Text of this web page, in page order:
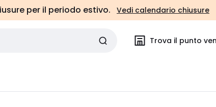
per il periodo estivo. Vedi calendario chiusure
Trova il punto